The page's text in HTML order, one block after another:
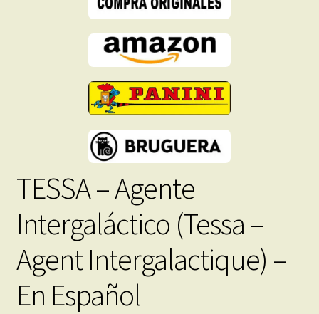
TESSA – Agente
Intergaláctico (Tessa –
Agent Intergalactique) –
En Español